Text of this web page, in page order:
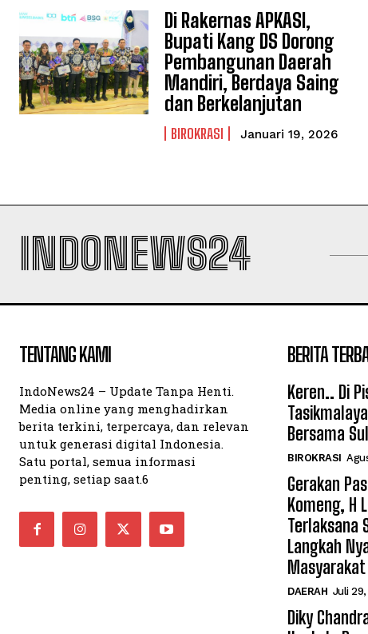
Di Rakernas APKASI,
Bupati Kang DS Dorong
Pembangunan Daerah
Mandiri, Berdaya Saing
dan Berkelanjutan
BIROKRASI Januari 19, 2026
INDONEWS24
TENTANG KAMI
IndoNews24 – Update Tanpa Henti.
Media online yang menghadirkan
berita terkini, terpercaya, dan relevan
untuk generasi digital Indonesia.
Satu portal, semua informasi
penting, setiap saat.6
BERITA
Keren.. Di
Bersama
BIROKRASI
Gerakan
Komeng, H
Terlaksana
Langkah
Masyarakat
DAERAH Juli
Diky